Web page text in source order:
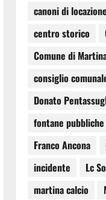
canoni di locazione
centro storico
Comune di
consiglio
Donato
fontane pubbliche
Franco Ancona
incidente
Lc
martina calcio